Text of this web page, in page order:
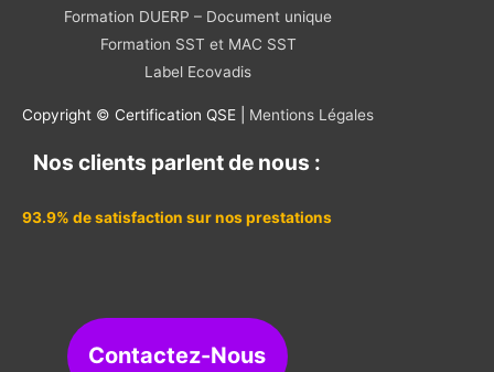
Formation DUERP – Document unique
Formation SST et MAC SST
Label Ecovadis
Copyright © Certification QSE | Mentions Légales
Nos clients parlent de nous :
93.9% de satisfaction sur nos prestations
Contactez-Nous